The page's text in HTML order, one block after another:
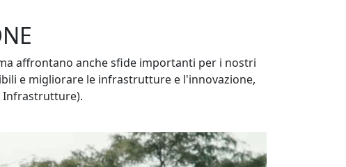
affrontano anche sfide importanti per i nostri
e migliorare le infrastrutture e l'innovazione,
Infrastrutture).